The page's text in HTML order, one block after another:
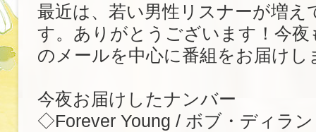
最近は、若い男性リスナーが増え
す。ありがとうございます！今夜
のメールを中心に番組をお届けし
今夜お届けしたナンバー
◇Forever Young / ボブ・ディラン